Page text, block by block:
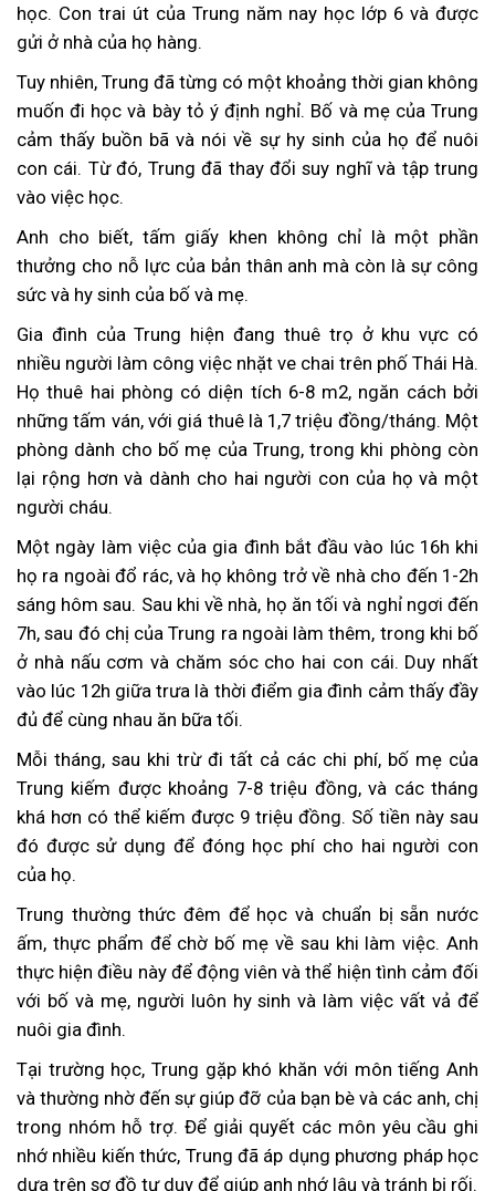
học. Con trai út của Trung năm nay học lớp 6 và được
gửi ở nhà của họ hàng.
Tuy nhiên, Trung đã từng có một khoảng thời gian không
muốn đi học và bày tỏ ý định nghỉ. Bố và mẹ của Trung
cảm thấy buồn bã và nói về sự hy sinh của họ để nuôi
con cái. Từ đó, Trung đã thay đổi suy nghĩ và tập trung
vào việc học.
Anh cho biết, tấm giấy khen không chỉ là một phần
thưởng cho nỗ lực của bản thân anh mà còn là sự công
sức và hy sinh của bố và mẹ.
Gia đình của Trung hiện đang thuê trọ ở khu vực có
nhiều người làm công việc nhặt ve chai trên phố Thái Hà.
Họ thuê hai phòng có diện tích 6-8 m2, ngăn cách bởi
những tấm ván, với giá thuê là 1,7 triệu đồng/tháng. Một
phòng dành cho bố mẹ của Trung, trong khi phòng còn
lại rộng hơn và dành cho hai người con của họ và một
người cháu.
Một ngày làm việc của gia đình bắt đầu vào lúc 16h khi
họ ra ngoài đổ rác, và họ không trở về nhà cho đến 1-2h
sáng hôm sau. Sau khi về nhà, họ ăn tối và nghỉ ngơi đến
7h, sau đó chị của Trung ra ngoài làm thêm, trong khi bố
ở nhà nấu cơm và chăm sóc cho hai con cái. Duy nhất
vào lúc 12h giữa trưa là thời điểm gia đình cảm thấy đầy
đủ để cùng nhau ăn bữa tối.
Mỗi tháng, sau khi trừ đi tất cả các chi phí, bố mẹ của
Trung kiếm được khoảng 7-8 triệu đồng, và các tháng
khá hơn có thể kiếm được 9 triệu đồng. Số tiền này sau
đó được sử dụng để đóng học phí cho hai người con
của họ.
Trung thường thức đêm để học và chuẩn bị sẵn nước
ấm, thực phẩm để chờ bố mẹ về sau khi làm việc. Anh
thực hiện điều này để động viên và thể hiện tình cảm đối
với bố và mẹ, người luôn hy sinh và làm việc vất vả để
nuôi gia đình.
Tại trường học, Trung gặp khó khăn với môn tiếng Anh
và thường nhờ đến sự giúp đỡ của bạn bè và các anh, chị
trong nhóm hỗ trợ. Để giải quyết các môn yêu cầu ghi
nhớ nhiều kiến thức, Trung đã áp dụng phương pháp học
dựa trên sơ đồ tư duy để giúp anh nhớ lâu và tránh bị rối.